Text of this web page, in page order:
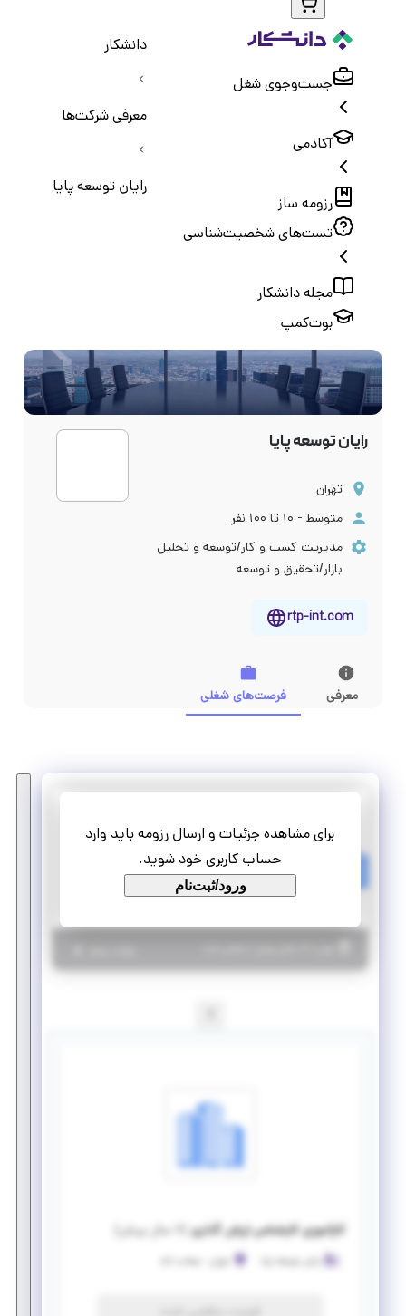
جست‌و‌جوی شغل
آکادمی
رزومه ساز
تست‌های شخصیت‌شناسی
مجله دانشکار
بوت‌کمپ
دانشکار
معرفی شرکت‌ها
رایان توسعه پایا
رایان توسعه پایا
تهران
متوسط - ۱۰ تا ۱۰۰ نفر
مدیریت کسب و کار/توسعه و تحلیل
بازار/تحقیق و توسعه
rtp-int.com
معرفی فرصت‌های شغلی
برای مشاهده جزئیات و ارسال رزومه باید وارد
حساب کاربری خود شوید.
ورود/ثبت‌نام
کارآموزی کارشناس ارزش گذاری
تمام وقت
کارآموزی منجر ‌به استخدام
کارآموزی کارشناس ارزش گذاری